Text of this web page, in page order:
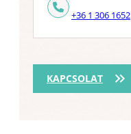
KAPCSOLAT
+36 1 306 1652